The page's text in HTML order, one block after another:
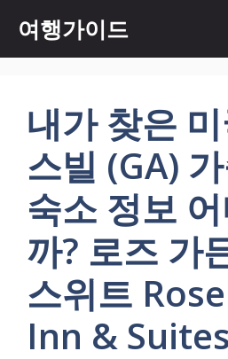
츠
여행가이드
내가 찾은
스빌 (GA)
숙소 정보
까? 로즈 가
스위트
Inn & Suites